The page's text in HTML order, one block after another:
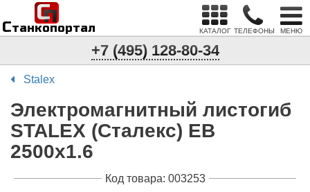
Станкопортал
п
С
КАТАЛОГ ТЕЛЕФОНЫ МЕНЮ
+7 (495) 128-80-34
Stalex
Электромагнитный листогиб
STALEX (Сталекс) EB
2500x1.6
Код товара: 003253